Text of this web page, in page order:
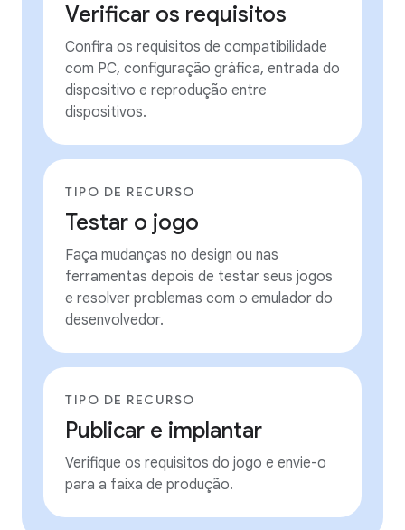
Verificar os requisitos
Confira os requisitos de compatibilidade
com PC, configuração gráfica, entrada do
dispositivo e reprodução entre
dispositivos.
TIPO DE RECURSO
Testar o jogo
Faça mudanças no design ou nas
ferramentas depois de testar seus jogos
e resolver problemas com o emulador do
desenvolvedor.
TIPO DE RECURSO
Publicar e implantar
Verifique os requisitos do jogo e envie-o
para a faixa de produção.